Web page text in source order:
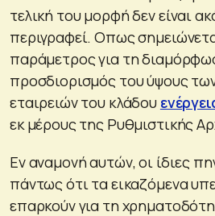
τελική του μορφή δεν είναι
περιγραφεί. Οπως
παράμετρος για τη
προσδιορισμός του ύψους
εταιρειών του κλάδου
εκ μέρους της Ρυθμιστικής
Εν αναμονή αυτών, οι ίδιες
πάντως ότι τα εικαζόμενα
επαρκούν για τη